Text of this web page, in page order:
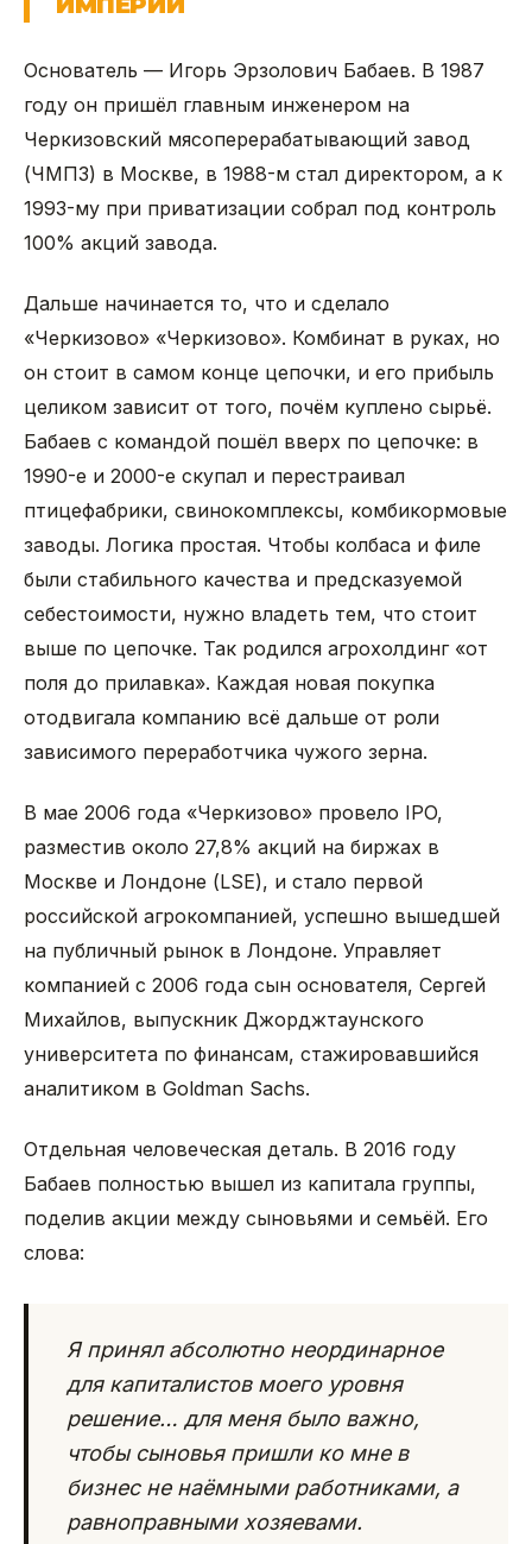
Основатель — Игорь Эрзолович Бабаев. В 1987
году он пришёл главным инженером на
Черкизовский мясоперерабатывающий завод
(ЧМПЗ) в Москве, в 1988-м стал директором, а к
1993-му при приватизации собрал под контроль
100% акций завода.
Дальше начинается то, что и сделало
«Черкизово» «Черкизово». Комбинат в руках, но
он стоит в самом конце цепочки, и его прибыль
целиком зависит от того, почём куплено сырьё.
Бабаев с командой пошёл вверх по цепочке: в
1990-е и 2000-е скупал и перестраивал
птицефабрики, свинокомплексы, комбикормовые
заводы. Логика простая. Чтобы колбаса и филе
были стабильного качества и предсказуемой
себестоимости, нужно владеть тем, что стоит
выше по цепочке. Так родился агрохолдинг «от
поля до прилавка». Каждая новая покупка
отодвигала компанию всё дальше от роли
зависимого переработчика чужого зерна.
В мае 2006 года «Черкизово» провело IPO,
разместив около 27,8% акций на биржах в
Москве и Лондоне (LSE), и стало первой
российской агрокомпанией, успешно вышедшей
на публичный рынок в Лондоне. Управляет
компанией с 2006 года сын основателя, Сергей
Михайлов, выпускник Джорджтаунского
университета по финансам, стажировавшийся
аналитиком в Goldman Sachs.
Отдельная человеческая деталь. В 2016 году
Бабаев полностью вышел из капитала группы,
поделив акции между сыновьями и семьёй. Его
слова:
Я принял абсолютно неординарное
для капиталистов моего уровня
решение… для меня было важно,
чтобы сыновья пришли ко мне в
бизнес не наёмными работниками, а
равноправными хозяевами.